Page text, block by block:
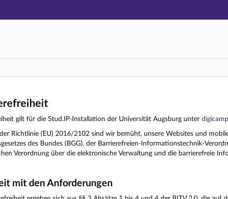
Hauptnavigation
Fußzeile
gilt für die Stud.IP-Installation der Universität Augsburg unter
Richtlinie (EU) 2016/2102 sind wir bemüht, unsere Websites und
des Bundes (BGG), der Barrierefreien-Informationstechnik-
Verordnung über die elektronische Verwaltung und die barrierefreie
mit den Anforderungen